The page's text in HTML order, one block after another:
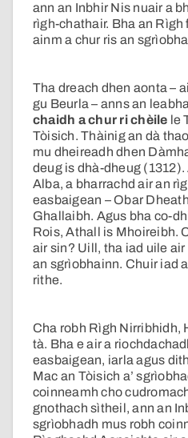
ann an Inbhir Nis nuair a
rìgh-chathair. Bha an
ainm a chur ris an
Tha dreach dhen aonta –
gu Beurla – anns an
chaidh a chur ri chèile le
Tòisich. Thàinig an dà
mu dheireadh dhen
deug is dhà-dheug
Alba, a bharrachd air an
easbaigean – Obar
Ghallaibh. Agus bha co-
Rois, Athall is Mhoireibh.
air sin? Uill, tha iad uile
an sgrìobhainn. Chuir iad
rithe.
Cha robh Rìgh Nirribhidh,
tà. Bha e air a
easbaigean, iarla agus
Mac an Tòisich a’
coinneamh cho
gnothach sìtheil, ann an
sgrìobhadh mus robh